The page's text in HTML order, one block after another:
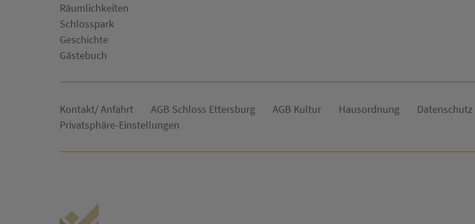
Räumlichkeiten
Schlosspark
Geschichte
Gästebuch
Kontakt/ Anfahrt AGB Schloss Ettersburg AGB Kultur Hausordnung Datenschutz
Privatsphäre-Einstellungen